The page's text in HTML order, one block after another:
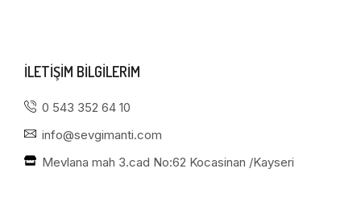
ILETIŞIM BILGILERIM
0 543 352 64 10
info@sevgimanti.com
Mevlana mah 3.cad No:62 Kocasinan /Kayseri